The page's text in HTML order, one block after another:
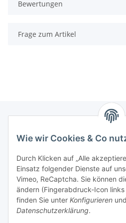
Wie wir Cookies & Co
Durch Klicken auf „Alle
Einsatz folgender Dienste auf
Vimeo, ReCaptcha. Sie können
ändern (Fingerabdruck-Icon
finden Sie unter Konfigurieren
Datenschutzerklärung.
Bewertungen
Frage zum Artikel
Zahlungsmöglichkeiten
Versandinformationen
Gesetzliche Informationen